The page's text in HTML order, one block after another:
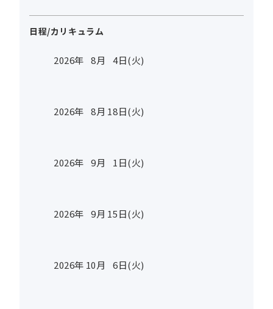
日程/カリキュラム
2026年 8月 4日(火)
2026年 8月 18日(火)
2026年 9月 1日(火)
2026年 9月 15日(火)
2026年 10月 6日(火)